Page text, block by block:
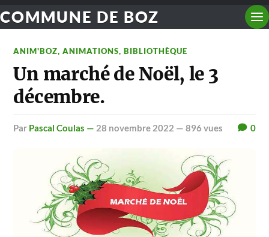
COMMUNE DE BOZ
ANIM'BOZ,ANIMATIONS,BIBLIOTHÈQUE
Un marché de Noël, le 3
décembre.
par Pascal Coulas — 28 novembre 2022 — 896 vues 0